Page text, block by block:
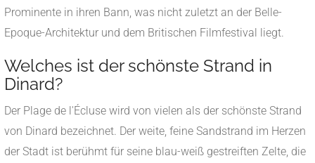
Prominente in ihren Bann, was nicht zuletzt an der Belle-
Epoque-Architektur und dem Britischen Filmfestival liegt.
Welches ist der schönste Strand in
Dinard?
Der Plage de l'Écluse wird von vielen als der schönste Strand
von Dinard bezeichnet. Der weite, feine Sandstrand im Herzen
der Stadt ist berühmt für seine blau-weiß gestreiften Zelte, die